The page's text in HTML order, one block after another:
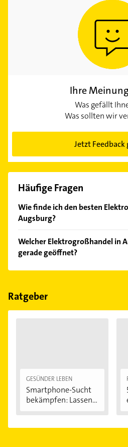
Ihre
Was gefällt
Was sollten wir
Jetzt Feedback
Häufige Fragen
Wie finde ich den besten
Augsburg?
Kundenmeinungen und
Empfehlungen. Die
einfach nachBewertungen
Welcher Elektrogroßhandel in
gerade geöffnet?
Im Anbieter-Bereich finden Sie
Feiertagen abweichen können.
Ratgeber
GESÜNDER LEBEN
Smartphone-Sucht
bekämpfen: Lassen...